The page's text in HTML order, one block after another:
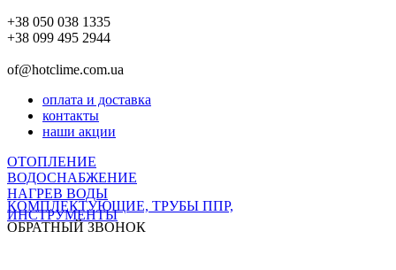
+38 050 038 1335
+38 099 495 2944
of@hotclime.com.ua
оплата и доставка
контакты
наши акции
ОТОПЛЕНИЕ
ВОДОСНАБЖЕНИЕ
НАГРЕВ ВОДЫ
КОМПЛЕКТУЮЩИЕ, ТРУБЫ ППР,
ИНСТРУМЕНТЫ
ОБРАТНЫЙ ЗВОНОК